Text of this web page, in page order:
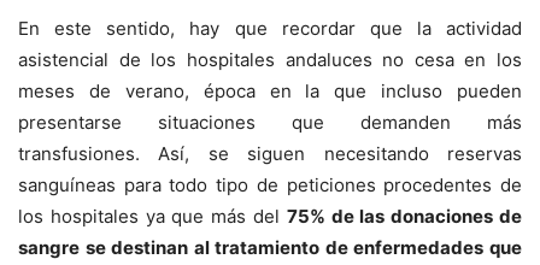
En este sentido, hay que recordar que la actividad
asistencial de los hospitales andaluces no cesa en los
meses de verano, época en la que incluso pueden
presentarse situaciones que demanden más
transfusiones. Así, se siguen necesitando reservas
sanguíneas para todo tipo de peticiones procedentes de
los hospitales ya que más del 75% de las donaciones de
sangre se destinan al tratamiento de enfermedades que